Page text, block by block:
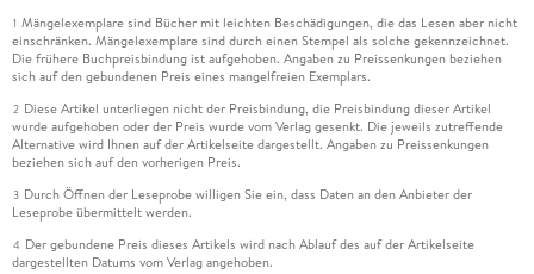
1 Mängelexemplare sind Bücher mit leichten Beschädigungen, die das Lesen aber nicht
einschränken. Mängelexemplare sind durch einen Stempel als solche gekennzeichnet.
Die frühere Buchpreisbindung ist aufgehoben. Angaben zu Preissenkungen beziehen
sich auf den gebundenen Preis eines mangelfreien Exemplars.
2 Diese Artikel unterliegen nicht der Preisbindung, die Preisbindung dieser Artikel
wurde aufgehoben oder der Preis wurde vom Verlag gesenkt. Die jeweils zutreffende
Alternative wird Ihnen auf der Artikelseite dargestellt. Angaben zu Preissenkungen
beziehen sich auf den vorherigen Preis.
3 Durch Öffnen der Leseprobe willigen Sie ein, dass Daten an den Anbieter der
Leseprobe übermittelt werden.
4 Der gebundene Preis dieses Artikels wird nach Ablauf des auf der Artikelseite
dargestellten Datums vom Verlag angehoben.